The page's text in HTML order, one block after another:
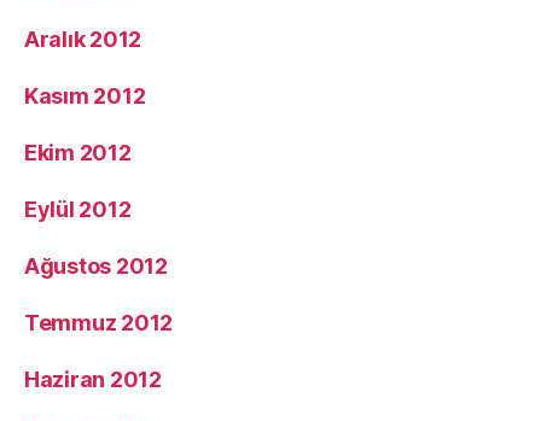
Aralık 2012
Kasım 2012
Ekim 2012
Eylül 2012
Ağustos 2012
Temmuz 2012
Haziran 2012